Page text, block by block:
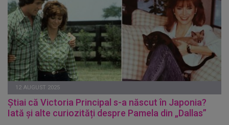
12 AUGUST 2025
Știai că Victoria Principal s-a născutîn Japonia?
Iată și alte curiozități despre Pamela din „Dallas”